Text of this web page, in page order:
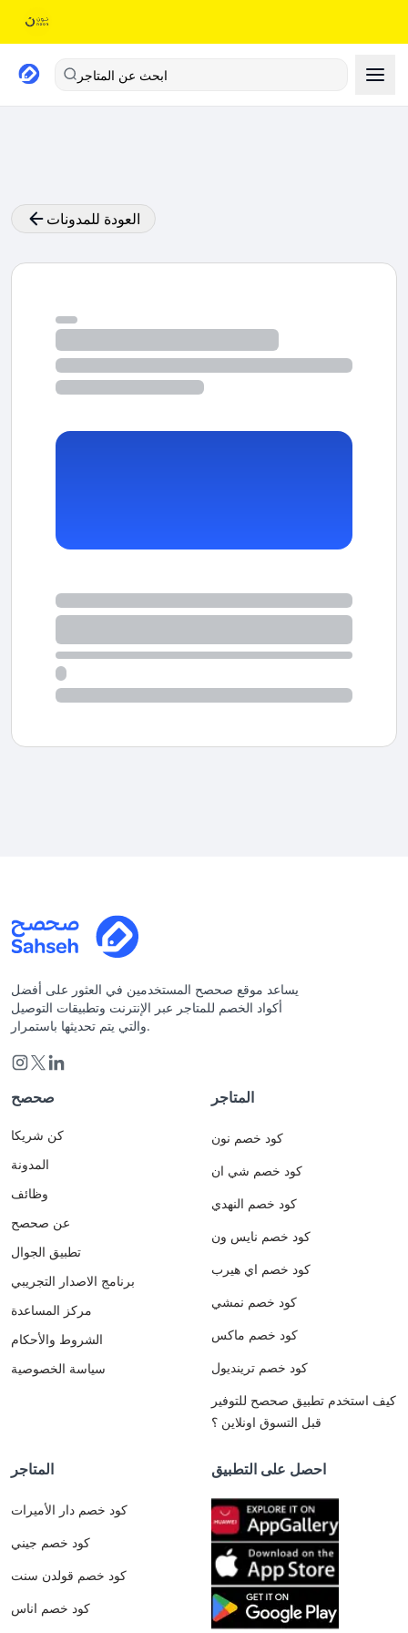
ابحث عن المتاجر
العودة للمدونات
يساعد موقع صحصح المستخدمين في العثور على أفضل
أكواد الخصم للمتاجر عبر الإنترنت وتطبيقات التوصيل
والتي يتم تحديثها باستمرار.
صحصح
كن شريكا
المدونة
وظائف
عن صحصح
تطبيق الجوال
برنامج الاصدار التجريبي
مركز المساعدة
الشروط والأحكام
سياسة الخصوصية
المتاجر
كود خصم نون
كود خصم شي ان
كود خصم النهدي
كود خصم نايس ون
كود خصم اي هيرب
كود خصم نمشي
كود خصم ماكس
كود خصم ترينديول
كيف استخدم تطبيق صحصح للتوفير
قبل التسوق اونلاين ؟
المتاجر
كود خصم دار الأميرات
كود خصم جيني
كود خصم قولدن سنت
كود خصم اناس
احصل على التطبيق